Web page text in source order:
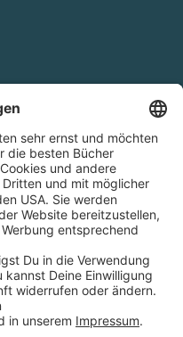
Bestellwert innerhalb
Deutschlands